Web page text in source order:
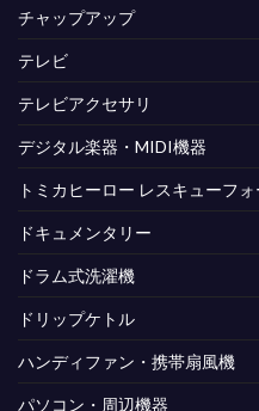
チャップアップ
テレビ
テレビアクセサリ
デジタル楽器・MIDI機器
トミカヒーロー レスキューフォ
ドキュメンタリー
ドラム式洗濯機
ドリップケトル
ハンディファン・携帯扇風機
パソコン・周辺機器